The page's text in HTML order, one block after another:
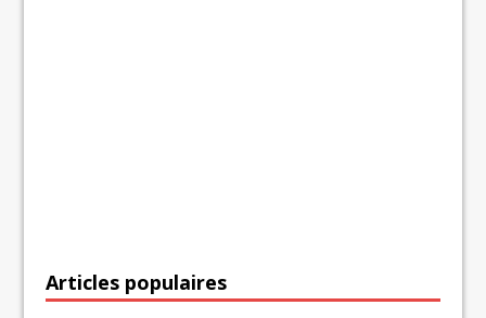
Articles populaires